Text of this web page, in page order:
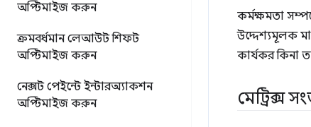
অপ্টিমাইজ করুন
ক্রমবর্ধমান লেআউট শিফট
অপ্টিমাইজ করুন
নেক্সট পেইন্টে ইন্টারঅ্যাকশন
অপ্টিমাইজ করুন
কর্মক্ষমতা
উদ্দেশ্যমূলক
কার্যকর কিনা
মেট্রিক্স